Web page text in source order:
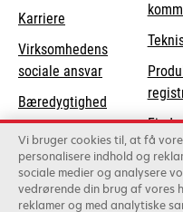
Karriere
Virksomhedens
sociale ansvaropens
in
a
new
tab
Bæredygtighed
Lexmark-partnere
Find
Liste
Vi bruger cookies til, at få
personalisere indhold og
sociale medier og analysere
vedrørende din brug af vores
reklamer og med analytiske